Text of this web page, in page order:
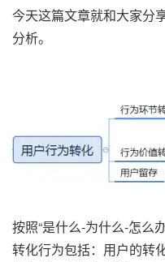
今天这篇文章就和大家分
分析。
按照“是什么-为什么-怎么
转化行为包括：用户的转